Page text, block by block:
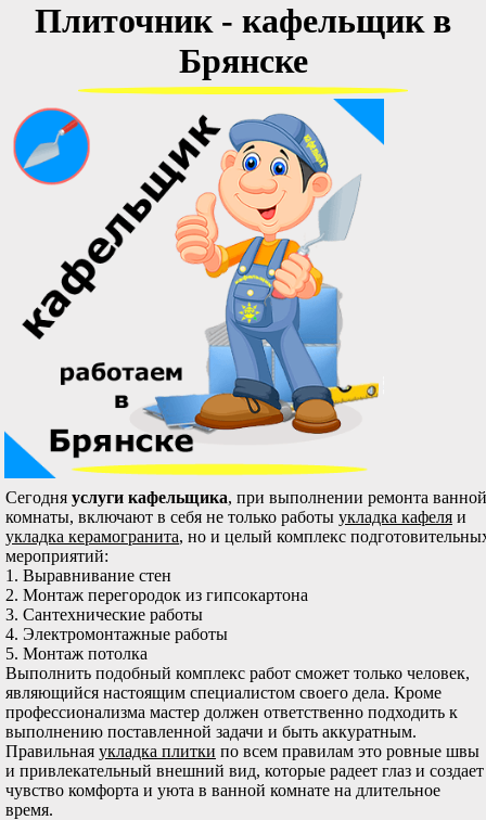
Плиточник - кафельщик в
Брянске
Сегодня услуги кафельщика, при выполнении ремонта ванной
комнаты, включают в себя не только работы укладка кафеля и
укладка керамогранита, но и целый комплекс
мероприятий:
1. Выравнивание стен
2. Монтаж перегородок из гипсокартона
3. Сантехнические работы
4. Электромонтажные работы
5. Монтаж потолка
Выполнить подобный комплекс работ сможет только человек,
являющийся настоящим специалистом своего дела. Кроме
профессионализма мастер должен ответственно подходить к
выполнению поставленной задачи и быть аккуратным.
Правильная укладка плитки по всем правилам это ровные швы
и привлекательный внешний вид, которые радеет глаз и создает
чувство комфорта и уюта в ванной комнате на длительное
время.